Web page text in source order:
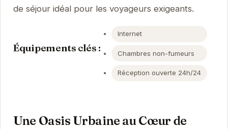
de séjour idéal pour les voyageurs exigeants.
Équipements clés :
Internet
Chambres non-fumeurs
Réception ouverte 24h/24
Une Oasis Urbaine au Cœur de